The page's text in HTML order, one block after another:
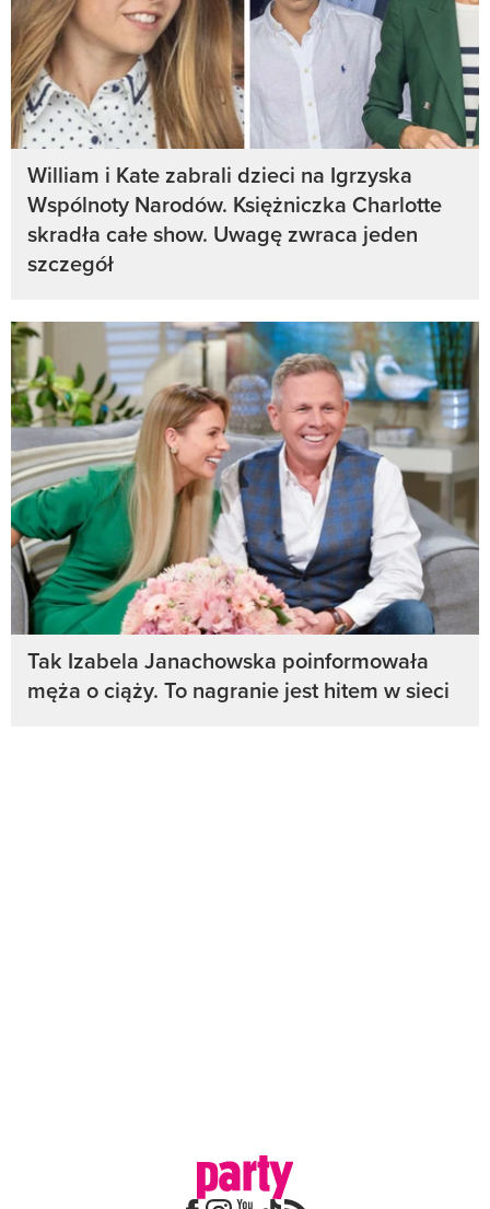
William i Kate zabrali dzieci na Igrzyska
Wspólnoty Narodów. Księżniczka Charlotte
skradła całe show. Uwagę zwraca jeden
szczegół
Tak Izabela Janachowska poinformowała
męża o ciąży. To nagranie jest hitem w sieci